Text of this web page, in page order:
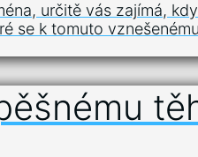
určitě vás zajímá,
se k tomuto